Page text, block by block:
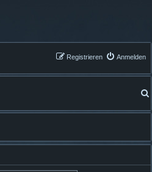
Anmelden
Registrieren